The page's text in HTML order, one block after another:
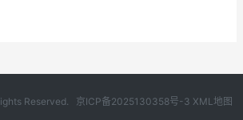
Reserved. 京ICP备2025130358号-3 XML地图